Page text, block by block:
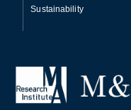
Sustainability